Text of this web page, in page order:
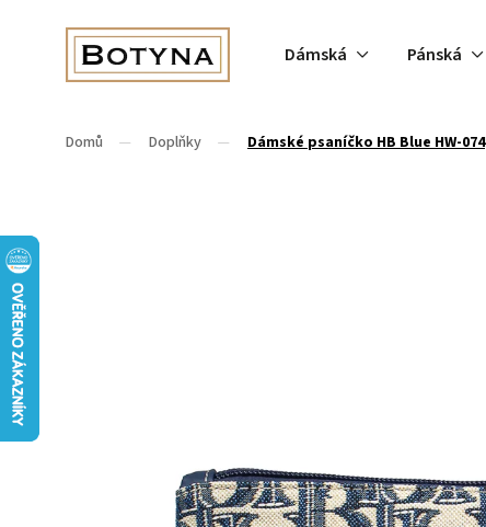
Dámská Pánská
Domů / Doplňky / Dámské psaníčko HB Blue HW-074